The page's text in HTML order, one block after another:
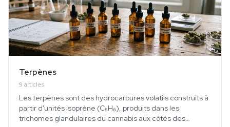
Terpènes
9 articles
Les terpènes sont des hydrocarbures volatils construits à
partir d'unités isoprène (C₅H₈), produits dans les
trichomes glandulaires du cannabis aux côtés des…